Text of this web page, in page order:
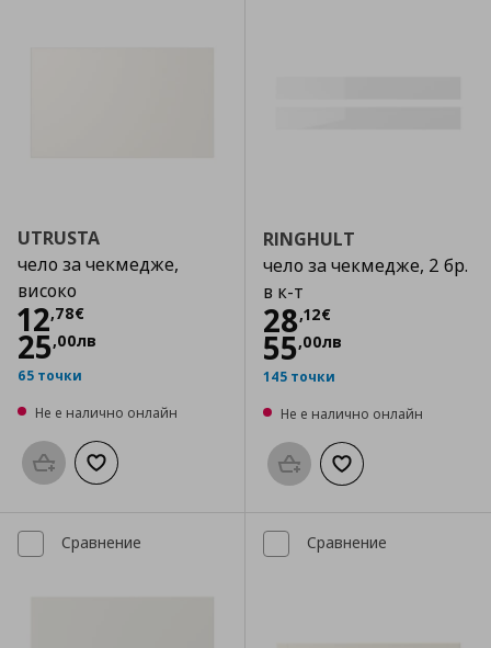
UTRUSTA
чело за чекмедже,
високо
12,78€
Цена
25,00лв
65 точки
Не е налично онлайн
Προσθήκη στο καλάθι
Добави към списъка с любими
RINGHULT
чело за чекмедже, 2 бр.
в к-т
28,12€
Цена
55,00лв
145 точки
Не е налично онлайн
Προσθήκη στο καλάθι
Добави към
Сравнение Сравнение